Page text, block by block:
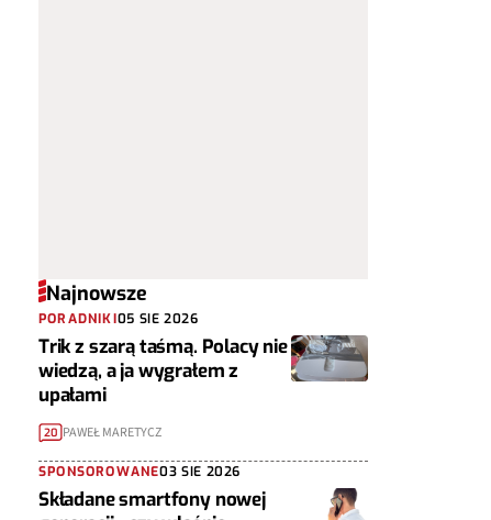
Najnowsze
PORADNIKI05 SIE 2026
Trik z szarą taśmą. Polacy nie
wiedzą, a ja wygrałem z
upałami
20 PAWEŁ MARETYCZ
SPONSOROWANE03 SIE 2026
Składane smartfony nowej